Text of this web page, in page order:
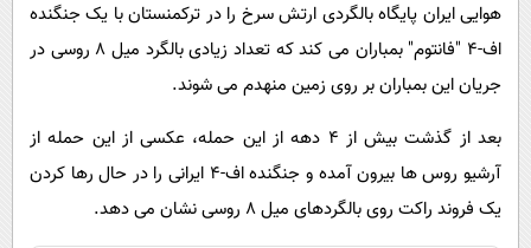
هوایی ایران پایگاه بالگردی ارتش سرخ را در ترکمنستان با یک جنگنده
اف-4 "فانتوم" بمباران می کند که تعداد زیادی بالگرد میل 8 روسی در
جریان این بمباران بر روی زمین منهدم می شوند.
بعد از گذشت بیش از 4 دهه از این حمله، عکسی از این حمله از
آرشیو روس ها بیرون آمده و جنگنده اف-4 ایرانی را در حال رها کردن
یک فروند راکت روی بالگردهای میل 8 روسی نشان می دهد.